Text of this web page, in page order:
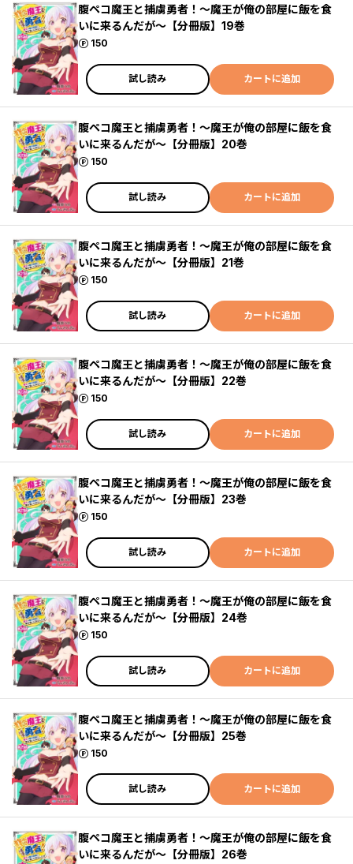
腹ペコ魔王と捕虜勇者！～魔王が俺の部屋に飯を食
いに来るんだが～【分冊版】19巻
150
ポイント
試し読み カートに追加
腹ペコ魔王と捕虜勇者！～魔王が俺の部屋に飯を食
いに来るんだが～【分冊版】20巻
150
ポイント
試し読み カートに追加
腹ペコ魔王と捕虜勇者！～魔王が俺の部屋に飯を食
いに来るんだが～【分冊版】21巻
150
ポイント
試し読み カートに追加
腹ペコ魔王と捕虜勇者！～魔王が俺の部屋に飯を食
いに来るんだが～【分冊版】22巻
150
ポイント
試し読み カートに追加
腹ペコ魔王と捕虜勇者！～魔王が俺の部屋に飯を食
いに来るんだが～【分冊版】23巻
150
ポイント
試し読み カートに追加
腹ペコ魔王と捕虜勇者！～魔王が俺の部屋に飯を食
いに来るんだが～【分冊版】24巻
150
ポイント
試し読み カートに追加
腹ペコ魔王と捕虜勇者！～魔王が俺の部屋に飯を食
いに来るんだが～【分冊版】25巻
150
ポイント
試し読み カートに追加
腹ペコ魔王と捕虜勇者！～魔王が俺の部屋に飯を食
いに来るんだが～【分冊版】26巻